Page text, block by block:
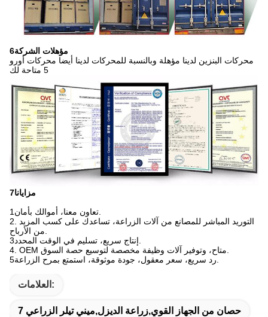
6مؤهلات الشركة
محركات البنزين لدينا مؤهلة وبالنسبة للمحركات لدينا أيضا محركات أورو
5 متاحة لك
7مزايانا
1تعاون معنا، أموالك بأمان.
2. التوريد المباشر للمصانع من آلات الزراعة، تساعدك على كسب المزيد
من الأرباح.
3إنتاج سريع، تسليم في الوقت المحدد.
4. OEM متاح، وتوفير آلات وظيفة مخصصة لتوسيع حصة السوق.
5رد سريع، سعر معقول، جودة موثوقة، استمتع بمرح الزراعة.
العلامات:
7 حصان من الجهاز القوي,زراعة الديزل,ميني تيلر الزراعي